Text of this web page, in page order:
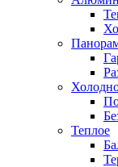
Теплое